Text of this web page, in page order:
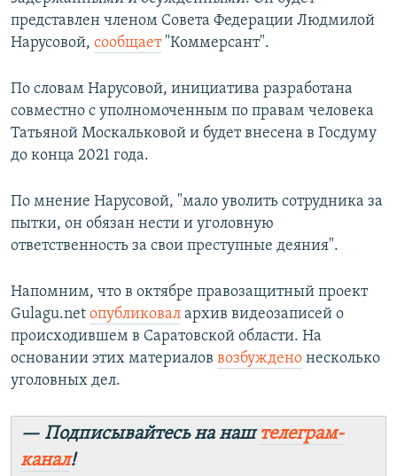
представлен членом Совета Федерации Людмилой
Нарусовой, сообщает"Коммерсант".
По словам Нарусовой, инициатива разработана
совместно с уполномоченным по правам человека
Татьяной Москальковой и будет внесена в Госдуму
до конца 2021 года.
По мнение Нарусовой, "мало уволить сотрудника за
пытки, он обязан нести и уголовную
ответственность за свои преступные деяния".
Напомним, что в октябре правозащитный проект
Gulagu.net опубликовал архив видеозаписей о
происходившем в Саратовской области. На
основании этих материалов возбуждено несколько
уголовных дел.
— Подписывайтесь на наштелеграм-
канал!